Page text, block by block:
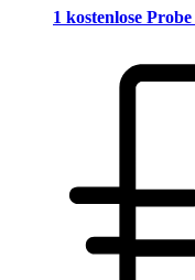
1 kostenlose Probe